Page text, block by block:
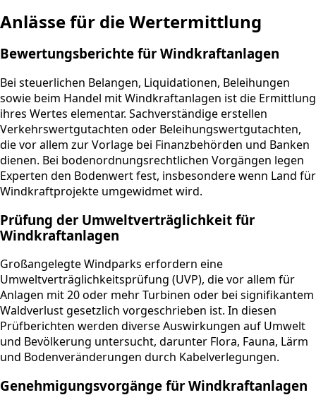
Anlässe für die Wertermittlung
Bewertungsberichte für Windkraftanlagen
Bei steuerlichen Belangen, Liquidationen, Beleihungen
sowie beim Handel mit Windkraftanlagen ist die Ermittlung
ihres Wertes elementar. Sachverständige erstellen
Verkehrswertgutachten oder Beleihungswertgutachten,
die vor allem zur Vorlage bei Finanzbehörden und Banken
dienen. Bei bodenordnungsrechtlichen Vorgängen legen
Experten den Bodenwert fest, insbesondere wenn Land für
Windkraftprojekte umgewidmet wird.
Prüfung der Umweltverträglichkeit für
Windkraftanlagen
Großangelegte Windparks erfordern eine
Umweltverträglichkeitsprüfung (UVP), die vor allem für
Anlagen mit 20 oder mehr Turbinen oder bei signifikantem
Waldverlust gesetzlich vorgeschrieben ist. In diesen
Prüfberichten werden diverse Auswirkungen auf Umwelt
und Bevölkerung untersucht, darunter Flora, Fauna, Lärm
und Bodenveränderungen durch Kabelverlegungen.
Genehmigungsvorgänge für Windkraftanlagen